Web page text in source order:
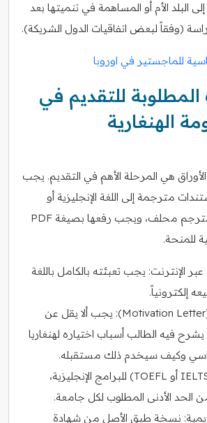
إلى البلد الأم أو المساهمة في تنميتها بعد
(وفقاً لبعض اتفاقيات الدول الشريكة).
للماجستير في اوروبا
للتقديم في
الهنغارية
هي المرحلة الأهم في التقديم. يجب
مترجمة إلى اللغة الإنجليزية أو
الهنغارية من قبل مترجم محلف، ويجب رفعها بصيغة PDF
للمنحة.
الإنترنت: يجب تعبئته بالكامل باللغة
إلكترونياً.
خطاب الدافع (Motivation Letter): يجب ألا يقل عن
فيه الطالب أسباب اختياره لهنغاريا
وكيف سيخدم ذلك مستقبله.
شهادة اللغة: (IELTS أو TOEFL) للبرامج الإنجليزية،
الحد الأدنى المطلوب لكل جامعة.
نسخة طبق الأصل من شهادة